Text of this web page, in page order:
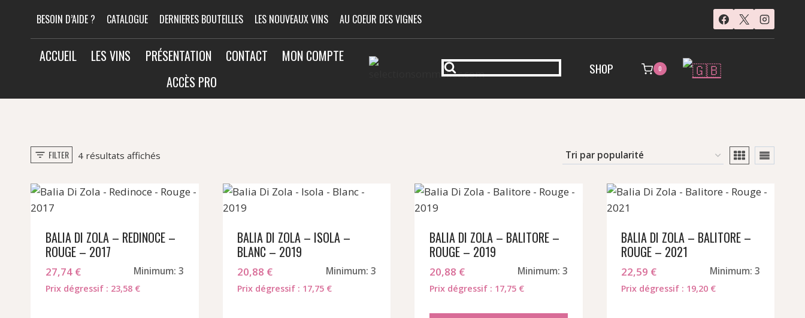
contenu
BESOIN D’AIDE ? CATALOGUE DERNIERES BOUTEILLES LES NOUVEAUX VINS AU COEUR DES VIGNES
ACCUEIL LES VINS PRÉSENTATION CONTACT
MON COMPTE
ACCÈS PRO
SHOP 0
FILTER 4 résultats affichésTrié
popularité
BALIA DI ZOLA – REDINOCE –
ROUGE – 2017
27,74 € Minimum: 3
Prix dégressif : 23,58 €
BALIA DI ZOLA – ISOLA –
BLANC – 2019
20,88 € Minimum: 3
Prix dégressif : 17,75 €
BALIA DI ZOLA – BALITORE –
ROUGE – 2019
20,88 € Minimum: 3
Prix dégressif : 17,75 €
BALIA DI ZOLA – BALITORE –
ROUGE – 2021
22,59 € Minimum: 3
Prix dégressif : 19,20 €